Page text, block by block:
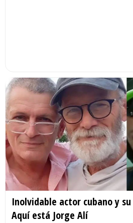
Inolvidable actor cubano y
Aquí está Jorge Alí